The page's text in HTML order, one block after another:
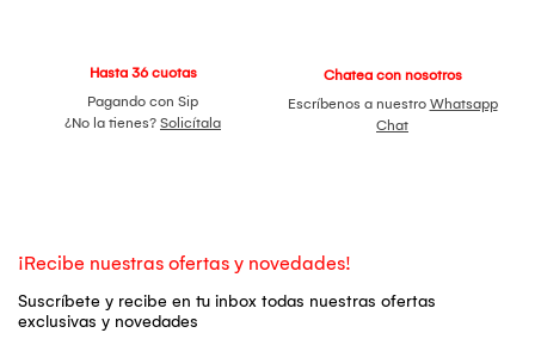
Hasta 36 cuotas
Pagando con Sip
¿No la tienes? Solicítala
Chatea con nosotros
Escríbenos a nuestro Whatsapp
Chat
¡Recibe nuestras ofertas y novedades!
Suscríbete y recibe en tu inbox todas nuestras ofertas
exclusivas y novedades